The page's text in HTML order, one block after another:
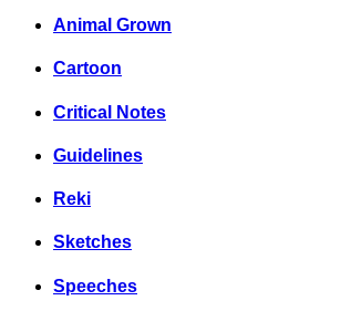
Animal Grown
Cartoon
Critical Notes
Guidelines
Reki
Sketches
Speeches